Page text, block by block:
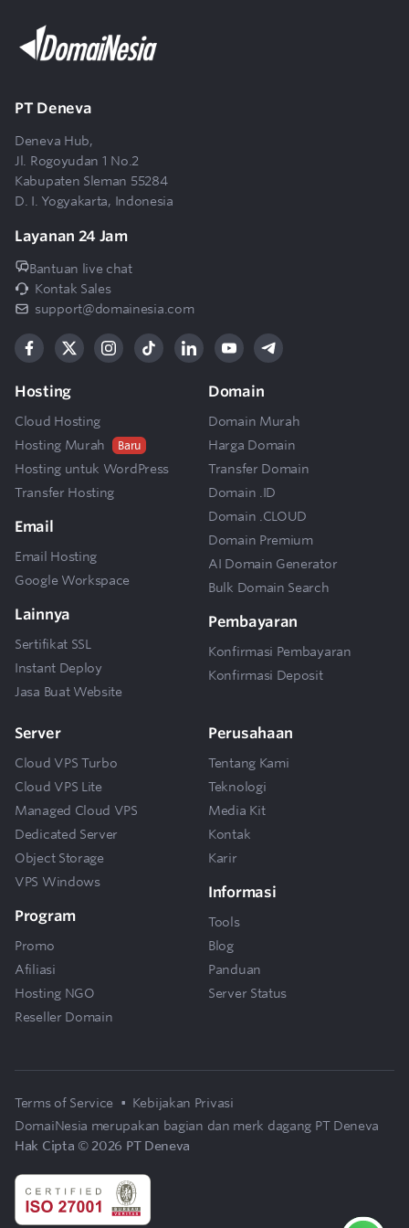
9 Apakah tersedia panel kontrol seperti cPanel?
10
pengelolaan Cloud VPS Turbo DomaiNesia?
PT Deneva
Deneva Hub,
Jl. Rogoyudan 1 No.2
Kabupaten Sleman 55284
D. I. Yogyakarta, Indonesia
Layanan 24 Jam
Bantuan live chat
Kontak Sales
support@domainesia.com
Hosting
Cloud Hosting
Hosting Murah
Baru
Hosting untuk WordPress
Transfer Hosting
Email
Email Hosting
Google Workspace
Lainnya
Sertifikat SSL
Instant Deploy
Jasa Buat Website
Domain
Domain Murah
Harga Domain
Transfer Domain
Domain .ID
Domain .CLOUD
Domain Premium
AI Domain Generator
Bulk Domain Search
Pembayaran
Konfirmasi Pembayaran
Konfirmasi Deposit
Server
Cloud VPS Turbo
Cloud VPS Lite
Managed Cloud VPS
Dedicated Server
Object Storage
VPS Windows
Program
Promo
Afiliasi
Hosting NGO
Reseller Domain
Perusahaan
Tentang Kami
Teknologi
Media Kit
Kontak
Karir
Informasi
Tools
Blog
Panduan
Server Status
Terms of Service • Kebijakan Privasi
DomaiNesia merupakan bagian dan merk dagang PT Deneva
Hak Cipta © 2026 PT Deneva